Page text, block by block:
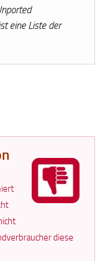
eine Liste der
diese